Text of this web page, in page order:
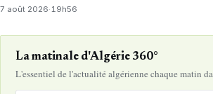
7 août 2026·19h56
La matinale d'Algérie 360°
L'essentiel de l'actualité algérienne chaque matin